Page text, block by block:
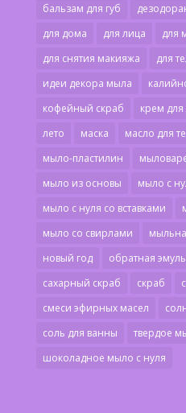
бальзам для губ
для дома
для лица для
для снятия макияжа
для
идеи декора мыла
кофейный скраб
крем для
лето
маска масло для
мыло-пластилин
мыло из основы
мыло с
мыло с нуля со вставками
мыло со свирлами
новый год
обратная
сахарный скраб
скраб
смеси эфирных масел
соль для ванны
твердое
шоколадное мыло с нуля